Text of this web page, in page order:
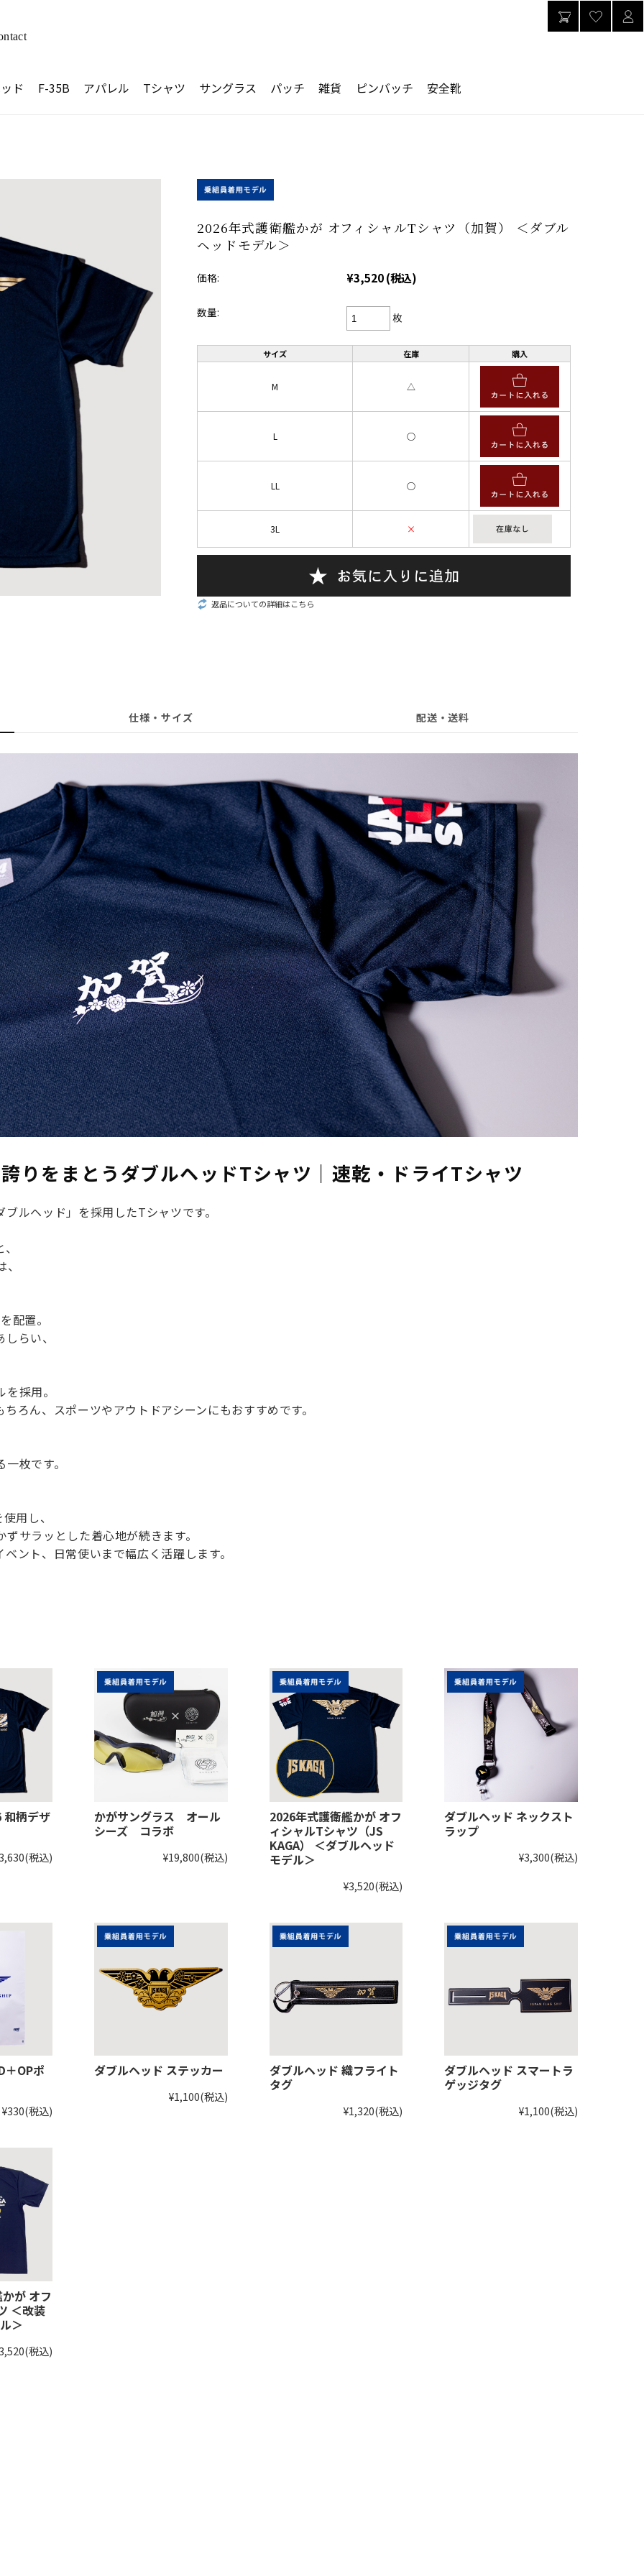
ド F-35B アパレル Tシャツ サングラス パッチ 雑貨 ピンバッチ 安全靴
2026年式護衛艦かが オフィシャルTシャツ（加賀） ＜ダブル
ヘッドモデル＞
価格: ¥3,520(税込)
数量: 枚
サイズ 在庫 購入
M △
L ○
LL ○
3L ×
返品についての詳細はこちら
仕様・サイズ 配送・送料
りをまとうダブルヘッドTシャツ｜速乾・ドライTシャツ
ブルヘッド」 を採用したTシャツです。
配置。
らい、
採用。
ろん、スポーツやアウトドアシーンにもおすすめです。
枚です。
用し、
サラッとした着心地が続きます。
ント、日常使いまで幅広く活躍します。
和柄デザ
(税込)
かがサングラス オール
シーズ コラボ
¥19,800(税込)
2026年式護衛艦かが オフ
ィシャルTシャツ（JS
KAGA） ＜ダブルヘッド
モデル＞
¥3,520(税込)
ダブルヘッド ネックスト
ラップ
¥3,300(税込)
＋OPポ
¥330(税込)
ダブルヘッド ステッカー
¥1,100(税込)
ダブルヘッド 織フライト
タグ
¥1,320(税込)
ダブルヘッド スマートラ
ゲッジタグ
¥1,100(税込)
が オフ
＜改装
＞
(税込)